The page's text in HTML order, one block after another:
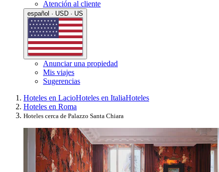
Atención al cliente
español · USD · US
Anunciar una propiedad
Mis viajes
Sugerencias
Hoteles en LacioHoteles en ItaliaHoteles
Hoteles en Roma
Hoteles cerca de Palazzo Santa Chiara